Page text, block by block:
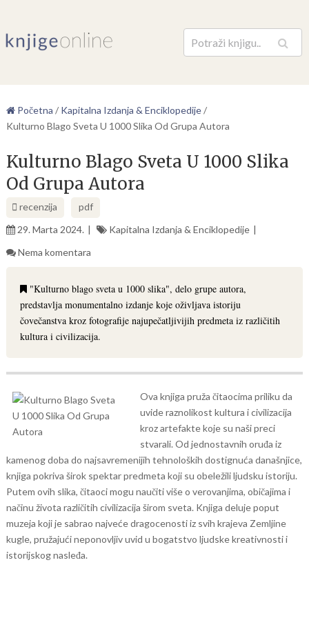
Pretraga
Početna / Kapitalna Izdanja & Enciklopedije/
Kulturno Blago Sveta U 1000 Slika Od Grupa Autora
Kulturno Blago Sveta U 1000 Slika
Od Grupa Autora
recenzija
pdf
29. Marta 2024.
Kapitalna Izdanja & Enciklopedije
Nema komentara
"Kulturno blago sveta u 1000 slika", delo grupe autora,
predstavlja monumentalno izdanje koje oživljava istoriju
čovečanstva kroz fotografije najupečatljivijih predmeta iz različitih
kultura i civilizacija.
Ova knjiga pruža čitaocima priliku da
uvide raznolikost kultura i civilizacija
kroz artefakte koje su naši preci
stvarali. Od jednostavnih oruđa iz
kamenog doba do najsavremenijih tehnoloških dostignuća današnjice,
knjiga pokriva širok spektar predmeta koji su obeležili ljudsku istoriju.
Putem ovih slika, čitaoci mogu naučiti više o verovanjima, običajima i
načinu života različitih civilizacija širom sveta. Knjiga deluje poput
muzeja koji je sabrao najveće dragocenosti iz svih krajeva Zemljine
kugle, pružajući neponovljiv uvid u bogatstvo ljudske kreativnosti i
istorijskog nasleđa.